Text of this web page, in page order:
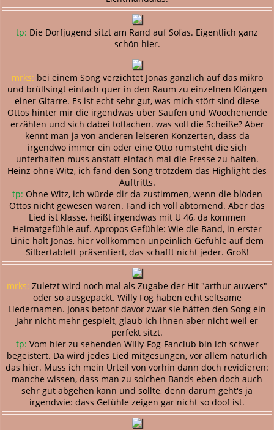
tp: Die Dorfjugend sitzt am Rand auf Sofas. Eigentlich ganz
schön hier.
mrks: bei einem Song verzichtet Jonas gänzlich auf das mikro
und brüllsingt einfach quer in den Raum zu einzelnen Klängen
einer Gitarre. Es ist echt sehr gut, was mich stört sind diese
Ottos hinter mir die irgendwas über Saufen und Woochenende
erzählen und sich dabei totlachen. was soll die Scheiße? Aber
kennt man ja von anderen leiseren Konzerten, dass da
irgendwo immer ein oder eine Otto rumsteht die sich
unterhalten muss anstatt einfach mal die Fresse zu halten.
Heinz ohne Witz, ich fand den Song trotzdem das Highlight des
Auftritts.
tp: Ohne Witz, ich würde dir da zustimmen, wenn die blöden
Ottos nicht gewesen wären. Fand ich voll abtörnend. Aber das
Lied ist klasse, heißt irgendwas mit U 46, da kommen
Heimatgefühle auf. Apropos Gefühle: Wie die Band, in erster
Linie halt Jonas, hier vollkommen unpeinlich Gefühle auf dem
Silbertablett präsentiert, das schafft nicht jeder. Groß!
mrks: Zuletzt wird noch mal als Zugabe der Hit "arthur auwers"
oder so ausgepackt. Willy Fog haben echt seltsame
Liedernamen. Jonas betont davor zwar sie hätten den Song ein
Jahr nicht mehr gespielt, glaub ich ihnen aber nicht weil er
perfekt sitzt.
tp: Vom hier zu sehenden Willy-Fog-Fanclub bin ich schwer
begeistert. Da wird jedes Lied mitgesungen, vor allem natürlich
das hier. Muss ich mein Urteil von vorhin dann doch revidieren:
manche wissen, dass man zu solchen Bands eben doch auch
sehr gut abgehen kann und sollte, denn darum geht's ja
irgendwie: dass Gefühle zeigen gar nicht so doof ist.